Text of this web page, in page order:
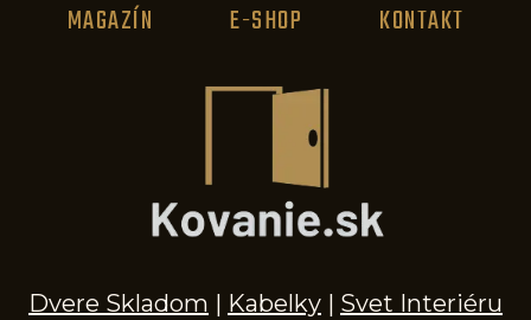
MAGAZÍN E-SHOP KONTAKT
Dvere Skladom | Kabelky | Svet Interiéru